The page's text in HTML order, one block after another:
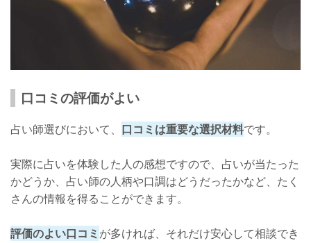
口コミの評価がよい
占い師選びにおいて、 口コミは重要な選択材料です。
実際に占いを体験した人の感想ですので、占いが当たった
かどうか、占い師の人柄や口調はどうだったかなど、たく
さんの情報を得ることができます。
評価のよい口コミ が多ければ、それだけ安心して相談でき